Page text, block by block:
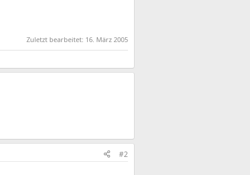
Zuletzt bearbeitet: 16. März 2005
#2